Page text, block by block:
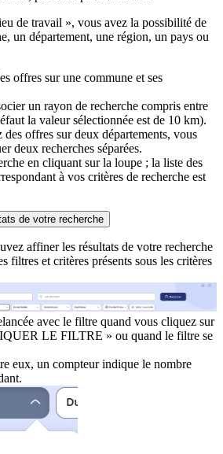
de travail », vous avez la possibilité de
un département, une région, un pays ou
offres sur une commune et ses
un rayon de recherche compris entre
la valeur sélectionnée est de 10 km).
des offres sur deux départements, vous
deux recherches séparées.
en cliquant sur la loupe ; la liste des
à vos critères de recherche est
de votre recherche
affiner les résultats de votre recherche
filtres et critères présents sous les critères
avec le filtre quand vous cliquez sur
LE FILTRE » ou quand le filtre se
eux, un compteur indique le nombre